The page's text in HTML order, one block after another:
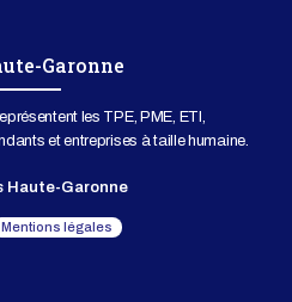
Garonne
les TPE, PME, ETI,
et entreprises à taille humaine.
Haute-Garonne
Mentions légales